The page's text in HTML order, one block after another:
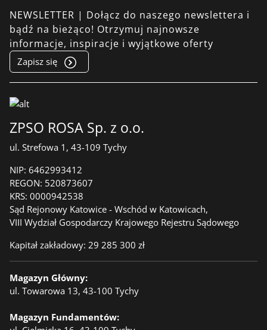
NEWSLETTER | Dołącz do naszego newslettera i
bądź na bieżąco! Otrzymuj najnowsze
informacje, inspiracje i wyjątkowe oferty
Zapisz się
ZPSO ROSA Sp. z o.o.
ul. Strefowa 1, 43-109 Tychy
NIP: 6462993412
REGON: 520873607
KRS: 0000942538
Sąd Rejonowy Katowice - Wschód w Katowicach,
VIII Wydział Gospodarczy Krajowego Rejestru Sądowego
Kapitał zakładowy: 29 285 300 zł
Magazyn Główny:
ul. Towarowa 13, 43-100 Tychy
Magazyn Fundamentów: